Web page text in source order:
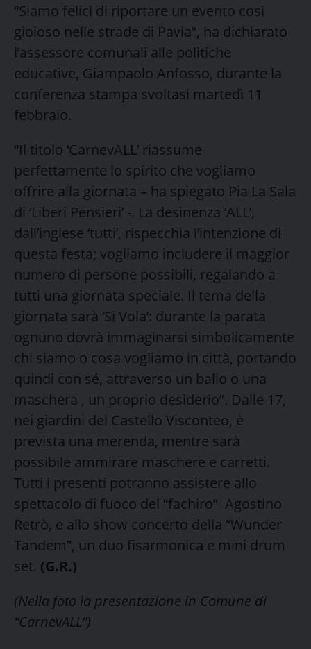
“Siamo felici di riportare un evento così
gioioso nelle strade di Pavia”, ha dichiarato
l’assessore comunali alle politiche
educative, Giampaolo Anfosso, durante la
conferenza stampa svoltasi martedì 11
febbraio.
“Il titolo ‘CarnevALL’ riassume
perfettamente lo spirito che vogliamo
offrire alla giornata – ha spiegato Pia La Sala
di ‘Liberi Pensieri’ -. La desinenza ‘ALL’,
dall’inglese ‘tutti’, rispecchia l’intenzione di
questa festa; vogliamo includere il maggior
numero di persone possibili, regalando a
tutti una giornata speciale. Il tema della
giornata sarà ‘Si Vola’: durante la parata
ognuno dovrà immaginarsi simbolicamente
chi siamo o cosa vogliamo in città, portando
quindi con sé, attraverso un ballo o una
maschera , un proprio desiderio”. Dalle 17,
nei giardini del Castello Visconteo, è
prevista una merenda, mentre sarà
possibile ammirare maschere e carretti.
Tutti i presenti potranno assistere allo
spettacolo di fuoco del “fachiro” Agostino
Retrò, e allo show concerto della “Wunder
Tandem”, un duo fisarmonica e mini drum
set. (G.R.)
(Nella foto la presentazione in Comune di
“CarnevALL”)